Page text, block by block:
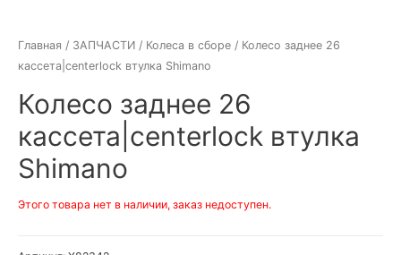
Главная / ЗАПЧАСТИ / Колеса в сборе / Колесо заднее 26
кассета|centerlock втулка Shimano
Колесо заднее 26
кассета|centerlock втулка
Shimano
Этого товара нет в наличии, заказ недоступен.